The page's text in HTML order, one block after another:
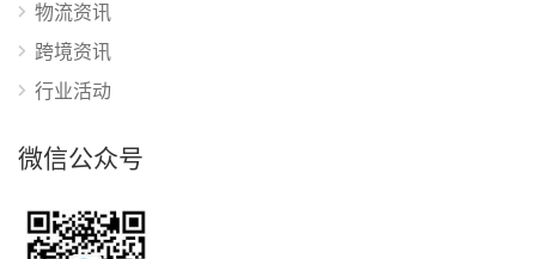
物流资讯
跨境资讯
行业活动
微信公众号